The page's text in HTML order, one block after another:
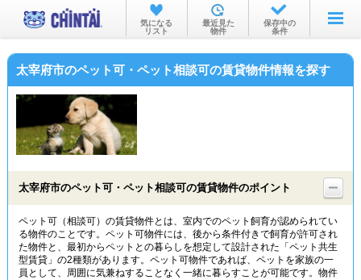
お部屋を探す
沿線・駅から
物件特集から
TOP
気になる
リスト
最近見た
物件
保存中の
条件
太宰府市のペット可・ペット相談可の賃貸物件情報を探す
太宰府市のペット可・ペット相談可の賃貸物件のポイント
ペット可（相談可）の賃貸物件とは、室内でのペット飼育が認められてい
る物件のことです。ペット可物件には、後から条件付きで飼育が許可され
た物件と、最初からペットとの暮らしを想定して設計された「ペット共生
型賃貸」の2種類があります。ペット可物件であれば、ペットを家族の一
員として、周囲に気兼ねすることなく一緒に暮らすことが可能です。物件